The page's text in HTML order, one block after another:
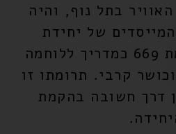
בתל נוף, והיה
של יחידת
החילוץ המפורסמת 669 כמדריך ללוחמה
קרבי. תרומתו זו
דרך חשובה בהקמת